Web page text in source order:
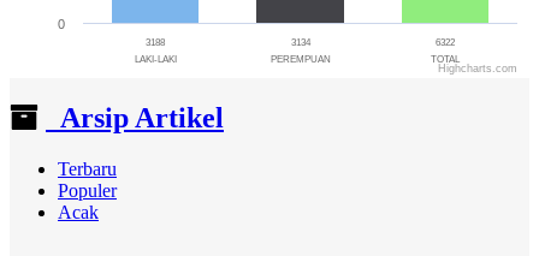
3188
LAKI-LAKI
3134
PEREMPUAN
6322
TOTAL
0
Highcharts.com
Arsip Artikel
Terbaru
Populer
Acak